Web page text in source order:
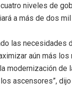
niveles de
a más de dos
las necesidades
aún más
modernización de
ascensores”,